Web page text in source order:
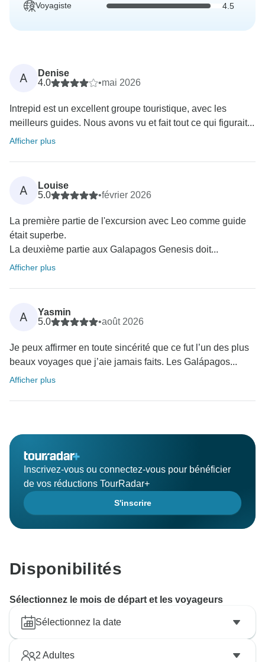
Voyagiste 4.5
A
Denise
4.0
•mai 2026
Intrepid est un excellent groupe touristique, avec les
meilleurs guides. Nous avons vu et fait tout ce qui figurait...
Afficher plus
A
Louise
5.0
•février 2026
La première partie de l'excursion avec Leo comme guide
était superbe.
La deuxième partie aux Galapagos Genesis doit...
Afficher plus
A
Yasmin
5.0
•août 2026
Je peux affirmer en toute sincérité que ce fut l’un des plus
beaux voyages que j’aie jamais faits. Les Galápagos...
Afficher plus
Inscrivez-vous ou connectez-vous pour bénéficier
de vos réductions TourRadar+
S'inscrire
Disponibilités
Sélectionnez le mois de départ et les voyageurs
Sélectionnez la date
2 Adultes